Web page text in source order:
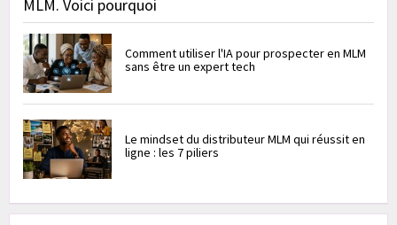
MLM. Voici pourquoi
Comment utiliser l'IA pour prospecter en MLM
sans être un expert tech
Le mindset du distributeur MLM qui réussit en
ligne : les 7 piliers